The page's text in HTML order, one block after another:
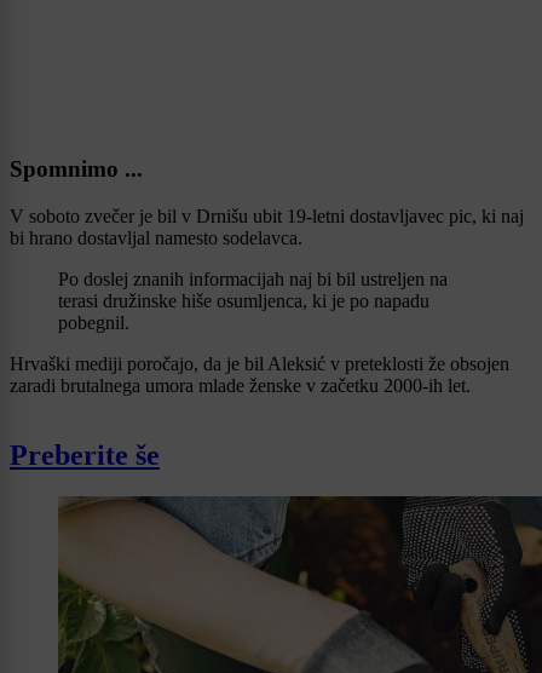
Spomnimo ...
V soboto zvečer je bil v Drnišu ubit 19-letni dostavljavec pic, ki naj
bi hrano dostavljal namesto sodelavca.
Po doslej znanih informacijah naj bi bil ustreljen na
terasi družinske hiše osumljenca, ki je po napadu
pobegnil.
Hrvaški mediji poročajo, da je bil Aleksić v preteklosti že obsojen
zaradi brutalnega umora mlade ženske v začetku 2000-ih let.
Preberite še